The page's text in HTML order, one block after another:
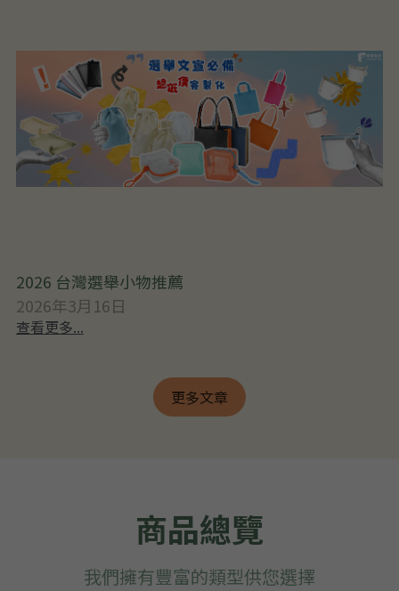
2026 台灣選舉小物推薦
2026年3月16日
查看更多...
更多文章
商品總覽
我們擁有豐富的類型供您選擇